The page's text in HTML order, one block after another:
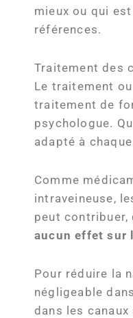
mieux ou qui
références.
Traitement des
Le traitement
traitement de
psychologue.
adapté à
Comme
intraveineuse,
peut contribuer,
aucun effet sur
Pour réduire la
négligeable
dans les